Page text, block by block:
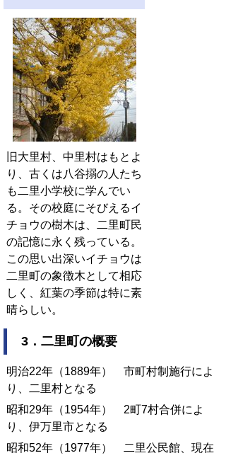
旧大里村、中里村はもとよ
り、古くは八谷搦の人たち
も二里小学校に学んでい
る。その校庭にそびえるイ
チョウの樹木は、二里町民
の記憶に永く残っている。
この思い出深いイチョウは
二里町の象徴木として相応
しく、紅葉の季節は特に素
晴らしい。
3．二里町の概要
明治22年（1889年） 市町村制施行によ
り、二里村となる
昭和29年（1954年） 2町7村合併によ
り、伊万里市となる
昭和52年（1977年） 二里公民館、現在